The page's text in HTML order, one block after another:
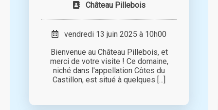
Château Pillebois
vendredi 13 juin 2025 à 10h00
Bienvenue au Château Pillebois, et
merci de votre visite ! Ce domaine,
niché dans l'appellation Côtes du
Castillon, est situé à quelques [...]